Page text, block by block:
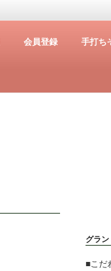
会員登録 手打ち
グラ
■こだ